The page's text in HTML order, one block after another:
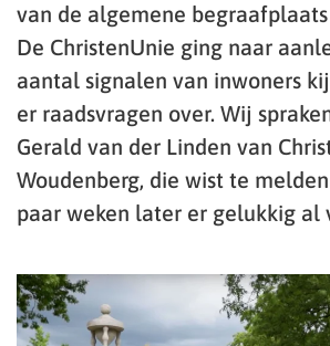
van de algemene
De ChristenUnie ging naar
aantal signalen van inwoners
er raadsvragen over. Wij
Gerald van der Linden van
Woudenberg, die wist te
paar weken later er gelukkig al